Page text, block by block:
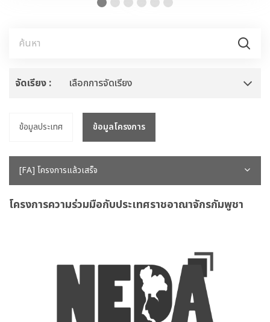
จัดเรียง : เลือกการจัดเรียง
ข้อมูลประเทศ ข้อมูลโครงการ
[FA] โครงการแล้วเสร็จ
โครงการความร่วมมือกับประเทศราชอาณาจักรกัมพูชา